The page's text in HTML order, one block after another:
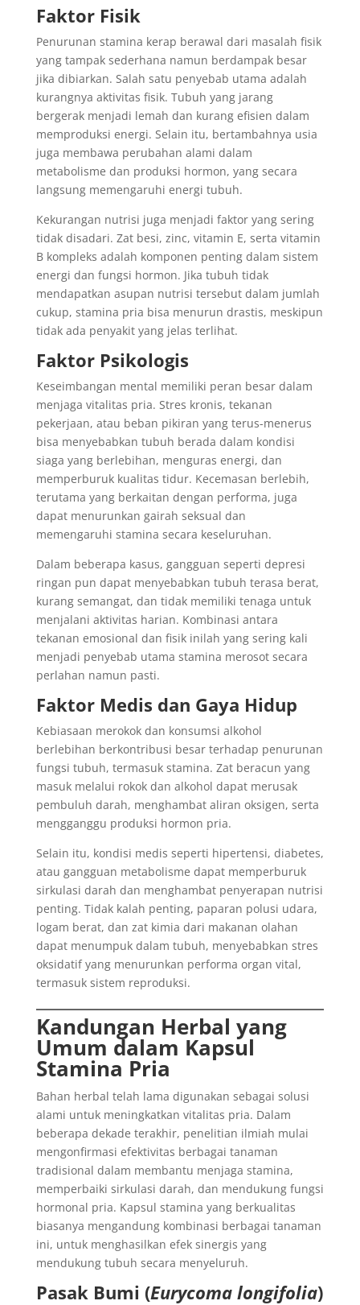
Faktor Fisik
Penurunan stamina kerap berawal dari masalah fisik
yang tampak sederhana namun berdampak besar
jika dibiarkan. Salah satu penyebab utama adalah
kurangnya aktivitas fisik. Tubuh yang jarang
bergerak menjadi lemah dan kurang efisien dalam
memproduksi energi. Selain itu, bertambahnya usia
juga membawa perubahan alami dalam
metabolisme dan produksi hormon, yang secara
langsung memengaruhi energi tubuh.
Kekurangan nutrisi juga menjadi faktor yang sering
tidak disadari. Zat besi, zinc, vitamin E, serta vitamin
B kompleks adalah komponen penting dalam sistem
energi dan fungsi hormon. Jika tubuh tidak
mendapatkan asupan nutrisi tersebut dalam jumlah
cukup, stamina pria bisa menurun drastis, meskipun
tidak ada penyakit yang jelas terlihat.
Faktor Psikologis
Keseimbangan mental memiliki peran besar dalam
menjaga vitalitas pria. Stres kronis, tekanan
pekerjaan, atau beban pikiran yang terus-menerus
bisa menyebabkan tubuh berada dalam kondisi
siaga yang berlebihan, menguras energi, dan
memperburuk kualitas tidur. Kecemasan berlebih,
terutama yang berkaitan dengan performa, juga
dapat menurunkan gairah seksual dan
memengaruhi stamina secara keseluruhan.
Dalam beberapa kasus, gangguan seperti depresi
ringan pun dapat menyebabkan tubuh terasa berat,
kurang semangat, dan tidak memiliki tenaga untuk
menjalani aktivitas harian. Kombinasi antara
tekanan emosional dan fisik inilah yang sering kali
menjadi penyebab utama stamina merosot secara
perlahan namun pasti.
Faktor Medis dan Gaya Hidup
Kebiasaan merokok dan konsumsi alkohol
berlebihan berkontribusi besar terhadap penurunan
fungsi tubuh, termasuk stamina. Zat beracun yang
masuk melalui rokok dan alkohol dapat merusak
pembuluh darah, menghambat aliran oksigen, serta
mengganggu produksi hormon pria.
Selain itu, kondisi medis seperti hipertensi, diabetes,
atau gangguan metabolisme dapat memperburuk
sirkulasi darah dan menghambat penyerapan nutrisi
penting. Tidak kalah penting, paparan polusi udara,
logam berat, dan zat kimia dari makanan olahan
dapat menumpuk dalam tubuh, menyebabkan stres
oksidatif yang menurunkan performa organ vital,
termasuk sistem reproduksi.
Kandungan Herbal yang
Umum dalam Kapsul
Stamina Pria
Bahan herbal telah lama digunakan sebagai solusi
alami untuk meningkatkan vitalitas pria. Dalam
beberapa dekade terakhir, penelitian ilmiah mulai
mengonfirmasi efektivitas berbagai tanaman
tradisional dalam membantu menjaga stamina,
memperbaiki sirkulasi darah, dan mendukung fungsi
hormonal pria. Kapsul stamina yang berkualitas
biasanya mengandung kombinasi berbagai tanaman
ini, untuk menghasilkan efek sinergis yang
mendukung tubuh secara menyeluruh.
Pasak Bumi (Eurycoma longifolia)